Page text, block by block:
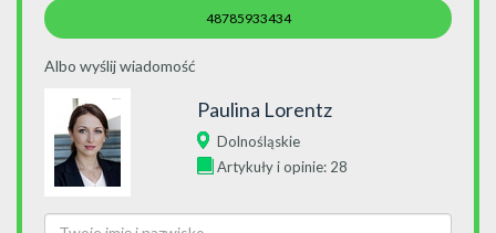
48785933434
Albo wyślij wiadomość
Paulina Lorentz
Dolnośląskie
Artykuły i opinie: 28